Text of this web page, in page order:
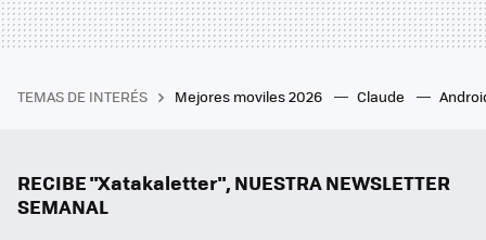
TEMAS DE INTERÉS Mejores moviles 2026 Claude
RECIBE "Xatakaletter", NUESTRA NEWSLETTER
SEMANAL